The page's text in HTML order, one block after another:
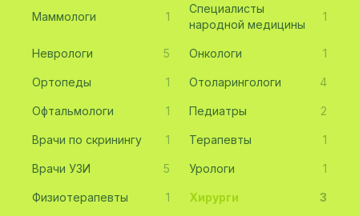
Маммологи 1
Специалисты
народной медицины
1
Неврологи 5 Онкологи 1
Ортопеды 1 Отоларингологи 4
Офтальмологи 1 Педиатры 2
Врачи по скринингу 1 Терапевты 1
Врачи УЗИ 5 Урологи 1
Физиотерапевты 1 Хирурги 3